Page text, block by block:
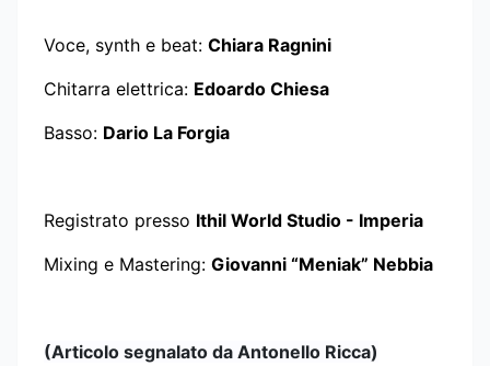
Voce, synth e beat: Chiara Ragnini
Chitarra elettrica: Edoardo Chiesa
Basso: Dario La Forgia
Registrato presso Ithil World Studio - Imperia
Mixing e Mastering: Giovanni “Meniak” Nebbia
(Articolo segnalato da Antonello Ricca)